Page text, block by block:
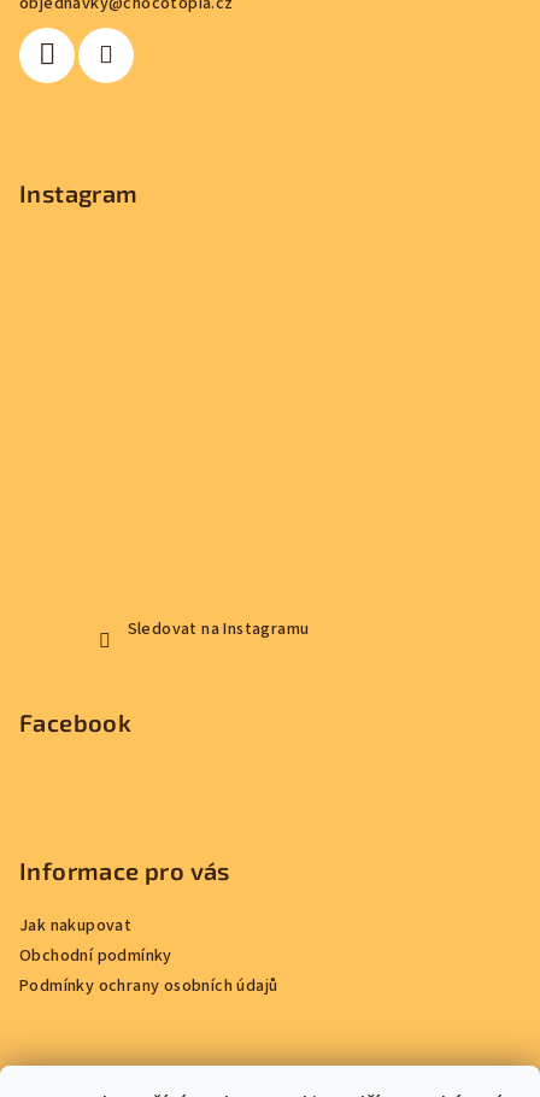
Instagram
Sledovat na Instagramu
Facebook
Informace pro vás
Jak nakupovat
Obchodní podmínky
Podmínky ochrany osobních údajů